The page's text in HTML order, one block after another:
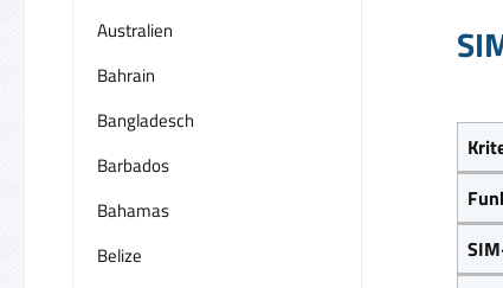
Australien
Bahrain
Bangladesch
Barbados
Bahamas
Belize